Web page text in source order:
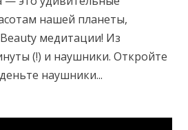
нашей планеты,
медитации! Из
(!) и наушники. Откройте
наушники...